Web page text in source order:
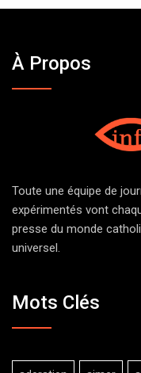
À Propos
Toute une équipe de
expérimentés vont
presse du monde
universel.
Mots Clés